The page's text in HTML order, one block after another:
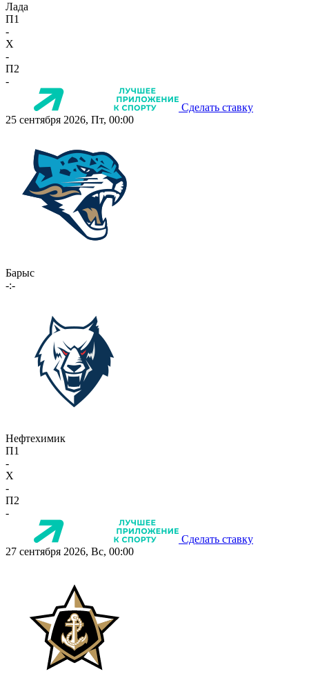
Лада
П1
-
X
-
П2
-
Сделать ставку
25 сентября 2026, Пт, 00:00
Барыс
-:-
Нефтехимик
П1
-
X
-
П2
-
Сделать ставку
27 сентября 2026, Вс, 00:00